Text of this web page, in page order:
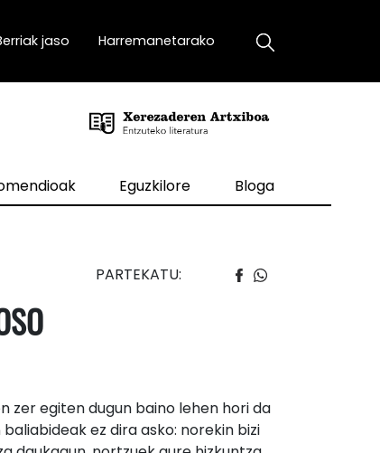
jaso Harremanetarako
Eguzkilore Bloga
PARTEKATU:
zer egiten dugun baino lehen hori da
ez dira asko: norekin bizi